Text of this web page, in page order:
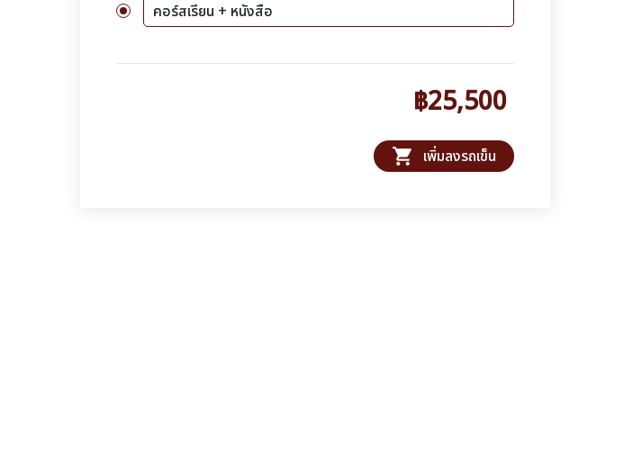
คอร์สเรียน + หนังสือ
฿25,500
shopping_cart เพิ่มลงรถเข็น